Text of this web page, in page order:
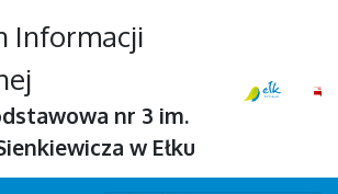
Informacji
nr 3 im.
w Ełku